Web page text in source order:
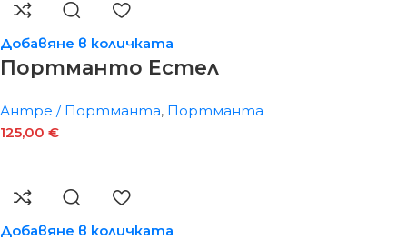
Добавяне в количката
Портманто Естел
Антре / Портманта, Портманта
125,00 €
Добавяне в количката